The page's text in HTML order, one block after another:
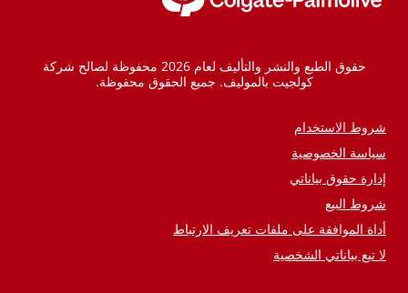
حقوق الطبع والنشر والتأليف لعام 2026 محفوظة لصالح شركة
كولجيت بالموليف. جميع الحقوق محفوظة.
شروط الاستخدام
سياسة الخصوصية
إدارة حقوق بياناتي
شروط البيع
أداة الموافقة على ملفات تعريف الارتباط
لا تبع بياناتي الشخصية